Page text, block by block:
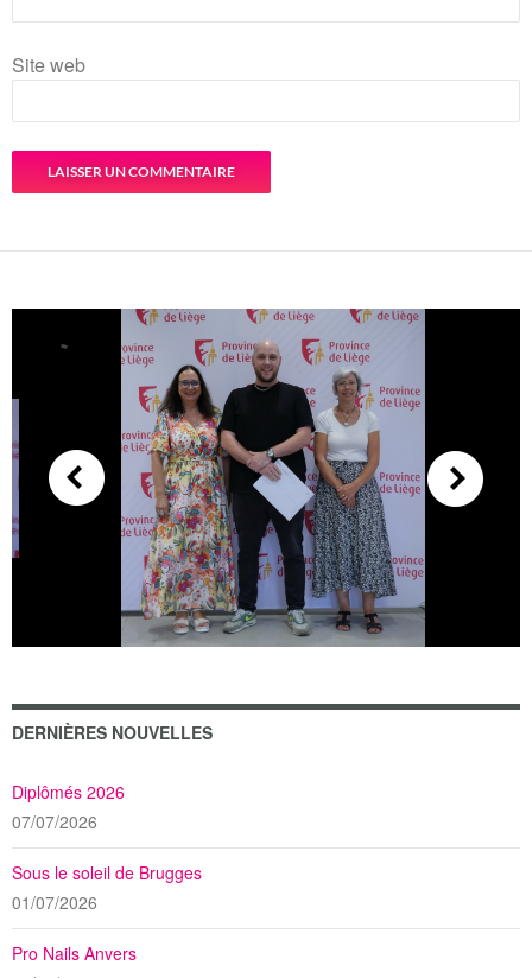
Site web
DERNIÈRES NOUVELLES
Diplômés 2026
07/07/2026
Sous le soleil de Brugges
01/07/2026
Pro Nails Anvers